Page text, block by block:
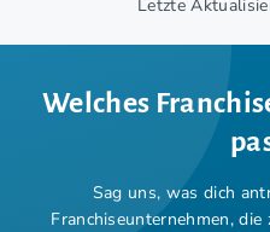
Letzte
Welches
Sag uns, was dich
Franchiseunternehmen, die